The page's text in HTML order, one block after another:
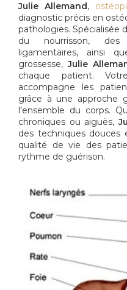
Julie Allemand,
diagnostic précis en
pathologies. Spécialisée
du nourrisson,
ligamentaires, ainsi
grossesse,Julie
chaque patient.
accompagne les
grâce à une approche
l'ensemble du corps.
chroniques ou aiguës,
des techniques douces
qualité de vie des
rythme de guérison.